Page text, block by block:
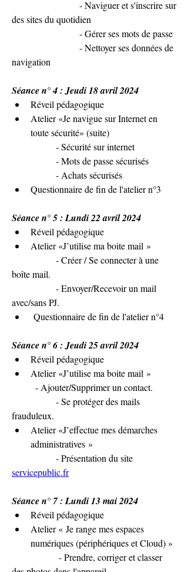
- Naviguer et s'inscrire sur
des sites du quotidien
- Gérer ses mots de passe
- Nettoyer ses données de
navigation
Séance n° 4 : Jeudi 18 avril 2024
Réveil pédagogique
Atelier «Je navigue sur Internet en
toute sécurité» (suite)
- Sécurité sur internet
- Mots de passe sécurisés
- Achats sécurisés
Questionnaire de fin de l'atelier n°3
Séance n° 5 : Lundi 22 avril 2024
Réveil pédagogique
Atelier «J’utilise ma boite mail »
- Créer / Se connecter à une
boîte mail.
- Envoyer/Recevoir un mail
avec/sans PJ.
Questionnaire de fin de l'atelier n°4
Séance n° 6 : Jeudi 25 avril 2024
Réveil pédagogique
Atelier «J’utilise ma boite mail »
- Ajouter/Supprimer un contact.
- Se protéger des mails
frauduleux.
Atelier «J’effectue mes démarches
administratives »
servicepublic.fr
Séance n° 7 : Lundi 13 mai 2024
Réveil pédagogique
Atelier « Je range mes espaces
numériques (périphériques et Cloud) »